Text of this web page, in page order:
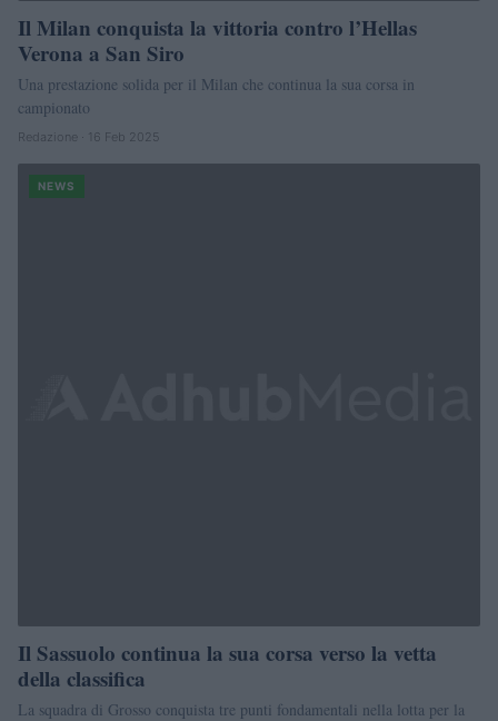
Il Milan conquista la vittoria contro l’Hellas
Verona a San Siro
Una prestazione solida per il Milan che continua la sua corsa in
campionato
Redazione · 16 Feb 2025
NEWS
Il Sassuolo continua la sua corsa verso la vetta
della classifica
La squadra di Grosso conquista tre punti fondamentali nella lotta per la